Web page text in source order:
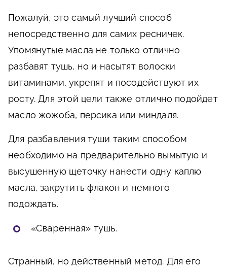
Пожалуй, это самый лучший способ
непосредственно для самих ресничек.
Упомянутые масла не только отлично
разбавят тушь, но и насытят волоски
витаминами, укрепят и посодействуют их
росту. Для этой цели также отлично подойдет
масло жожоба, персика или миндаля.
Для разбавления туши таким способом
необходимо на предварительно вымытую и
высушенную щеточку нанести одну каплю
масла, закрутить флакон и немного
подождать.
«Сваренная» тушь.
Странный, но действенный метод. Для его